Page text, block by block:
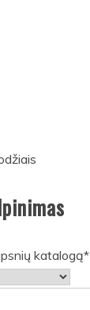
katalogą*